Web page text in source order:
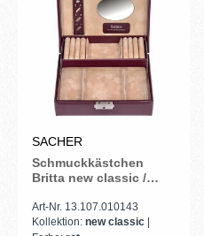
SACHER
Schmuckkästchen
Britta new classic /
Art-Nr. 13.107.010143
Kollektion: new classic